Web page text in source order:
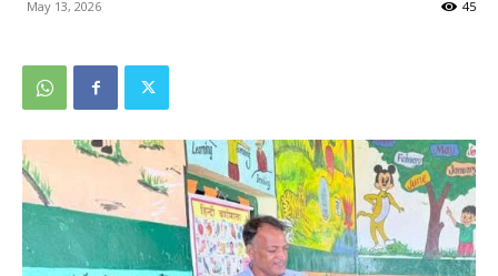
May 13, 2026 45